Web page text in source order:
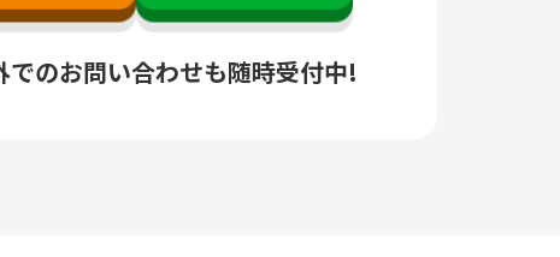
でのお問い合わせも随時受付中!